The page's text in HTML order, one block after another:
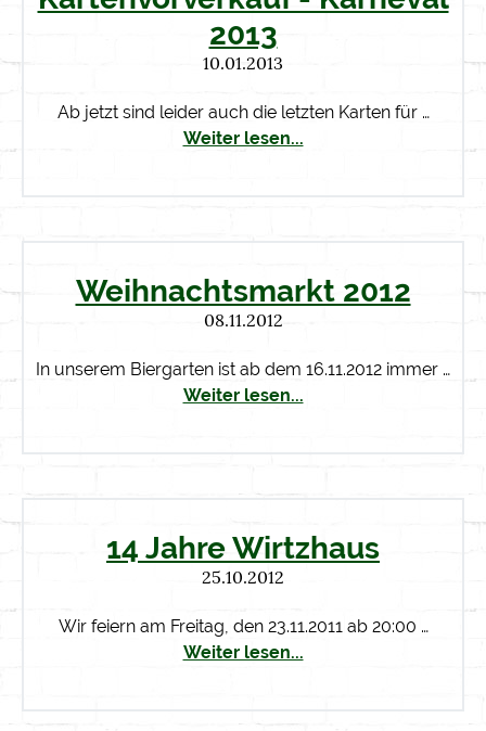
2013
10.01.2013
Ab jetzt sind leider auch die letzten Karten für …
Weiter lesen...
Weihnachtsmarkt 2012
08.11.2012
In unserem Biergarten ist ab dem 16.11.2012 immer …
Weiter lesen...
14 Jahre Wirtzhaus
25.10.2012
Wir feiern am Freitag, den 23.11.2011 ab 20:00 …
Weiter lesen...